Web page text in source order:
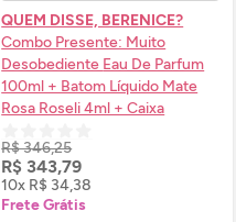
QUEM DISSE, BERENICE?
Combo Presente: Muito
Desobediente Eau De Parfum
100ml + Batom Líquido Mate
Rosa Roseli 4ml + Caixa
R$ 346,25
R$ 343,79
10x R$ 34,38
Frete Grátis